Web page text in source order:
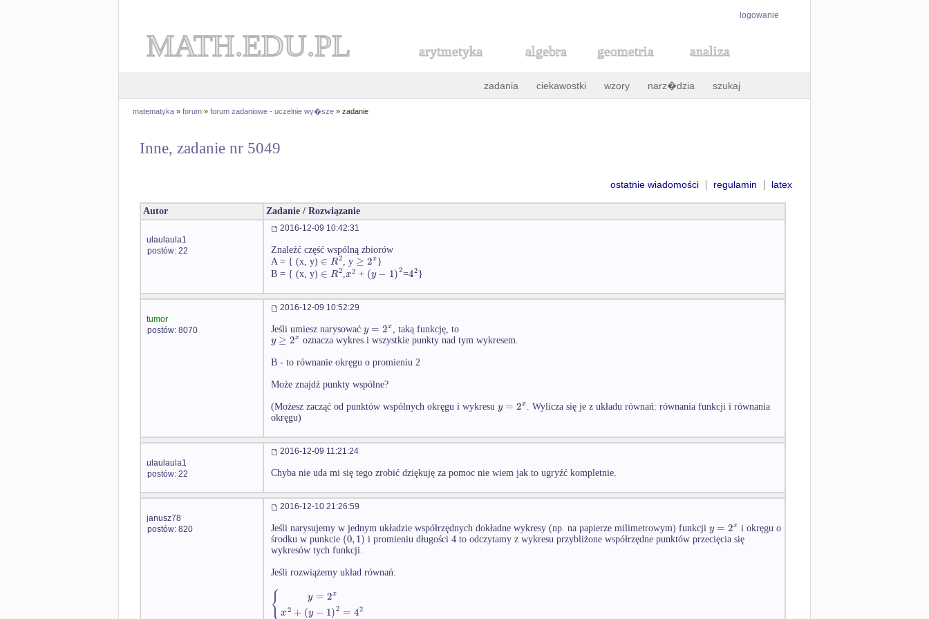
logowanie
MATH.EDU.PL arytmetyka algebra geometria analiza
zadania ciekawostki wzory narz�dzia szukaj
matematyka » forum » forum zadaniowe - uczelnie wy�sze » zadanie
Inne, zadanie nr 5049
ostatnie wiadomości | regulamin | latex
Autor Zadanie / Rozwiązanie
ulaulaula1
postów: 22
2016-12-09 10:42:31
Znaleźć część wspólną zbiorów
A = { (x, y) ∈ R2, y ≥ 2x}
B = { (x, y) ∈ R2,x2 + (y− 1)2=42}
tumor
postów: 8070
2016-12-09 10:52:29
Jeśli umiesz narysować y = 2x, taką funkcję, to
y ≥ 2x oznacza wykres i wszystkie punkty nad tym wykresem.
B - to równanie okręgu o promieniu 2
Może znajdź punkty wspólne?
(Możesz zacząć od punktów wspólnych okręgu i wykresu y = 2x. Wylicza się je z układu równań: równania funkcji i równania
okręgu)
ulaulaula1
postów: 22
2016-12-09 11:21:24
Chyba nie uda mi się tego zrobić dziękuję za pomoc nie wiem jak to ugryźć kompletnie.
janusz78
postów: 820
2016-12-10 21:26:59
Jeśli narysujemy w jednym układzie współrzędnych dokładne wykresy (np. na papierze milimetrowym) funkcji y = 2x i okręgu o
środku w punkcie (0,1) i promieniu długości 4 to odczytamy z wykresu przybliżone współrzędne punktów przecięcia się
wykresów tych funkcji.
Jeśli rozwiążemy układ równań:
{ y = 2x
x2 + (y − 1)2 = 42